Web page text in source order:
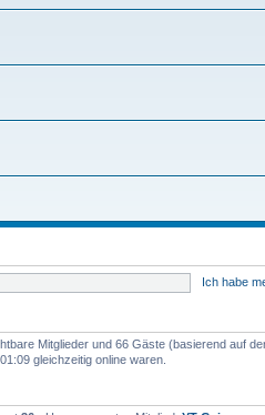
Ich habe
Mitglieder und 66 Gäste (basierend auf
gleichzeitig online waren.